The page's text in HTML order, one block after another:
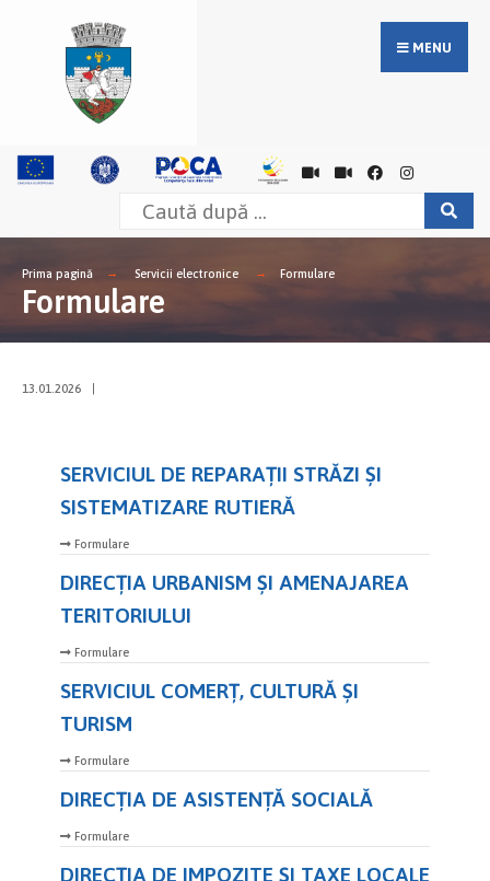
MENU
Prima pagină Servicii electronice Formulare
Formulare
13.01.2026
SERVICIUL DE REPARAȚII STRĂZI ȘI
SISTEMATIZARE RUTIERĂ
Formulare
DIRECŢIA URBANISM ȘI AMENAJAREA
TERITORIULUI
Formulare
SERVICIUL COMERȚ, CULTURĂ ȘI
TURISM
Formulare
DIRECȚIA DE ASISTENȚĂ SOCIALĂ
Formulare
DIRECŢIA DE IMPOZITE ȘI TAXE LOCALE